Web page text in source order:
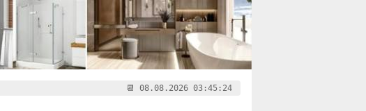
📆 08.08.2026 03:45:24